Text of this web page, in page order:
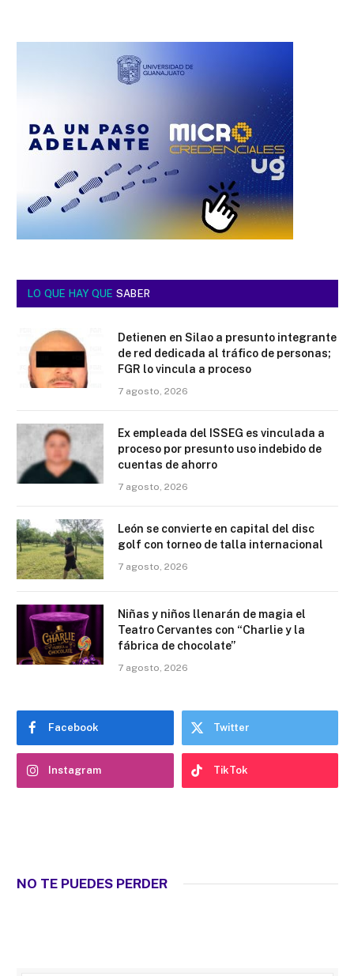
LO QUE HAY QUE SABER
Detienen en Silao a presunto integrante
de red dedicada al tráfico de personas;
FGR lo vincula a proceso
7 agosto, 2026
Ex empleada del ISSEG es vinculada a
proceso por presunto uso indebido de
cuentas de ahorro
7 agosto, 2026
León se convierte en capital del disc
golf con torneo de talla internacional
7 agosto, 2026
Niñas y niños llenarán de magia el
Teatro Cervantes con “Charlie y la
fábrica de chocolate”
7 agosto, 2026
Facebook Twitter
Instagram TikTok
NO TE PUEDES PERDER